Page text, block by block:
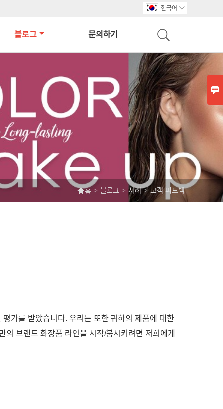
한국어 
블로그 문의하기
홈 > 블로그 > 사례 > 고객 피드백
가를 받았습니다. 우리는 또한 귀하의 제품에 대한
브랜드 화장품 라인을 시작/붐시키려면 저희에게
